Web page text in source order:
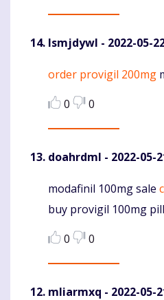
lsmjdywl - 2022-05-
Komentaras
order provigil 200mg
0
0
doahrdml - 2022-05-
Komentaras
modafinil 100mg sale
buy provigil 100mg
0
0
mliarmxq - 2022-05-